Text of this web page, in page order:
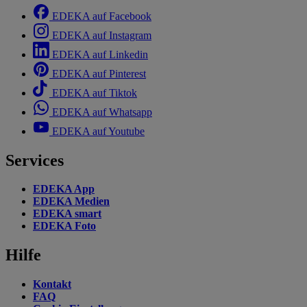
EDEKA auf Facebook
EDEKA auf Instagram
EDEKA auf Linkedin
EDEKA auf Pinterest
EDEKA auf Tiktok
EDEKA auf Whatsapp
EDEKA auf Youtube
Services
EDEKA App
EDEKA Medien
EDEKA smart
EDEKA Foto
Hilfe
Kontakt
FAQ